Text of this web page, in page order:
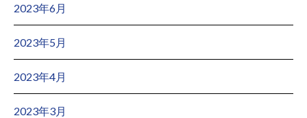
2023年6月
2023年5月
2023年4月
2023年3月